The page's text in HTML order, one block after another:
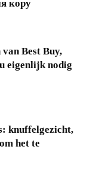
кору
Best Buy,
eigenlijk nodig
knuffelgezicht,
het te